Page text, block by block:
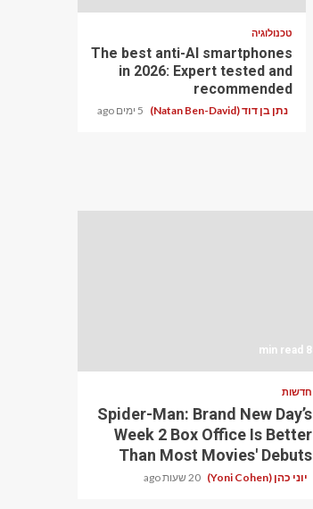
טכנולוגיה
The best anti-AI smartphones
in 2026: Expert tested and
recommended
נתן בן דוד (Natan Ben-David) 5 ימים ago
8 min read
חדשות
Spider-Man: Brand New Day’s
Week 2 Box Office Is Better
Than Most Movies' Debuts
יוני כהן (Yoni Cohen) 20 שעות ago